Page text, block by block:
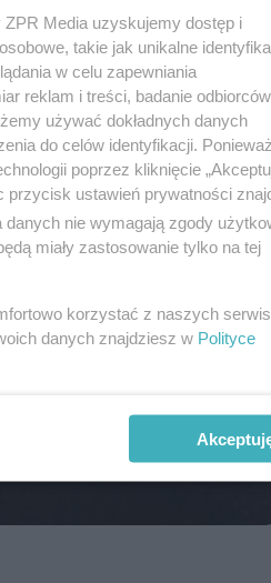
Media uzyskujemy dostęp i
takie jak unikalne
w celu zapewniania
reklam i treści, badanie
używać dokładnych danych
do celów identyfikacji. Ponieważ
poprzez kliknięcie
przycisk ustawień prywatności
nie wymagają zgody
miały zastosowanie tylko na tej
korzystać z naszych
danych znajdziesz w Polityce